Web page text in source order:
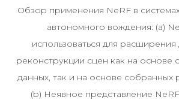
Обзор применения NeRF в
автономного вождения: (a)
использоваться для расширения
реконструкции сцен как на основе
данных, так и на основе собранных
(b) Неявное представление